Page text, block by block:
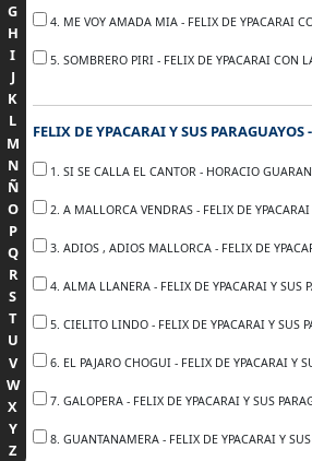
G
H
I
J
K
L
M
N
Ñ
O
P
Q
R
S
T
U
V
W
X
Y
Z
4. ME VOY AMADA MIA - FELIX DE YPACARAI CON LA
5. SOMBRERO PIRI - FELIX DE YPACARAI CON LA ORQUESTA
1. SI SE CALLA EL CANTOR - HORACIO
2. A MALLORCA VENDRAS - FELIX DE YPACARAI
3. ADIOS , ADIOS MALLORCA - FELIX DE
4. ALMA LLANERA - FELIX DE YPACARAI Y SUS
5. CIELITO LINDO - FELIX DE YPACARAI Y SUS
6. EL PAJARO CHOGUI - FELIX DE YPACARAI Y
7. GALOPERA - FELIX DE YPACARAI Y SUS
8. GUANTANAMERA - FELIX DE YPACARAI Y